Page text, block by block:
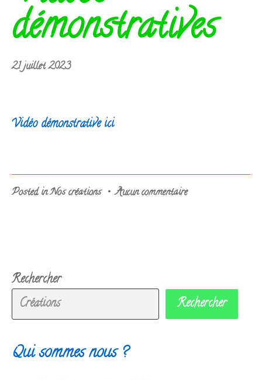
démonstratives
21 juillet 20231
Vidéo démonstrative ici
Posted inNos créations•Aucun commentairesur
Rechercher
Rechercher
Qui sommes nous ?